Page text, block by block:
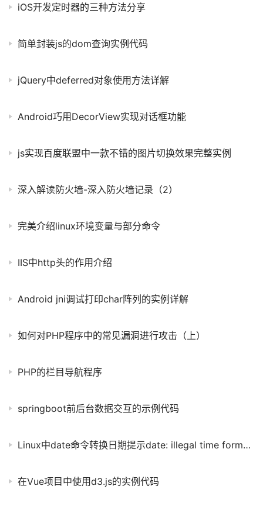
iOS开发定时器的三种方法分享
简单封装js的dom查询实例代码
jQuery中deferred对象使用方法详解
Android巧用DecorView实现对话框功能
js实现百度联盟中一款不错的图片切换效果完整实例
深入解读防火墙-深入防火墙记录（2）
完美介绍linux环境变量与部分命令
IIS中http头的作用介绍
Android jni调试打印char阵列的实例详解
如何对PHP程序中的常见漏洞进行攻击（上）
PHP的栏目导航程序
springboot前后台数据交互的示例代码
Linux中date命令转换日期提示date: illegal time format问题解决
在Vue项目中使用d3.js的实例代码